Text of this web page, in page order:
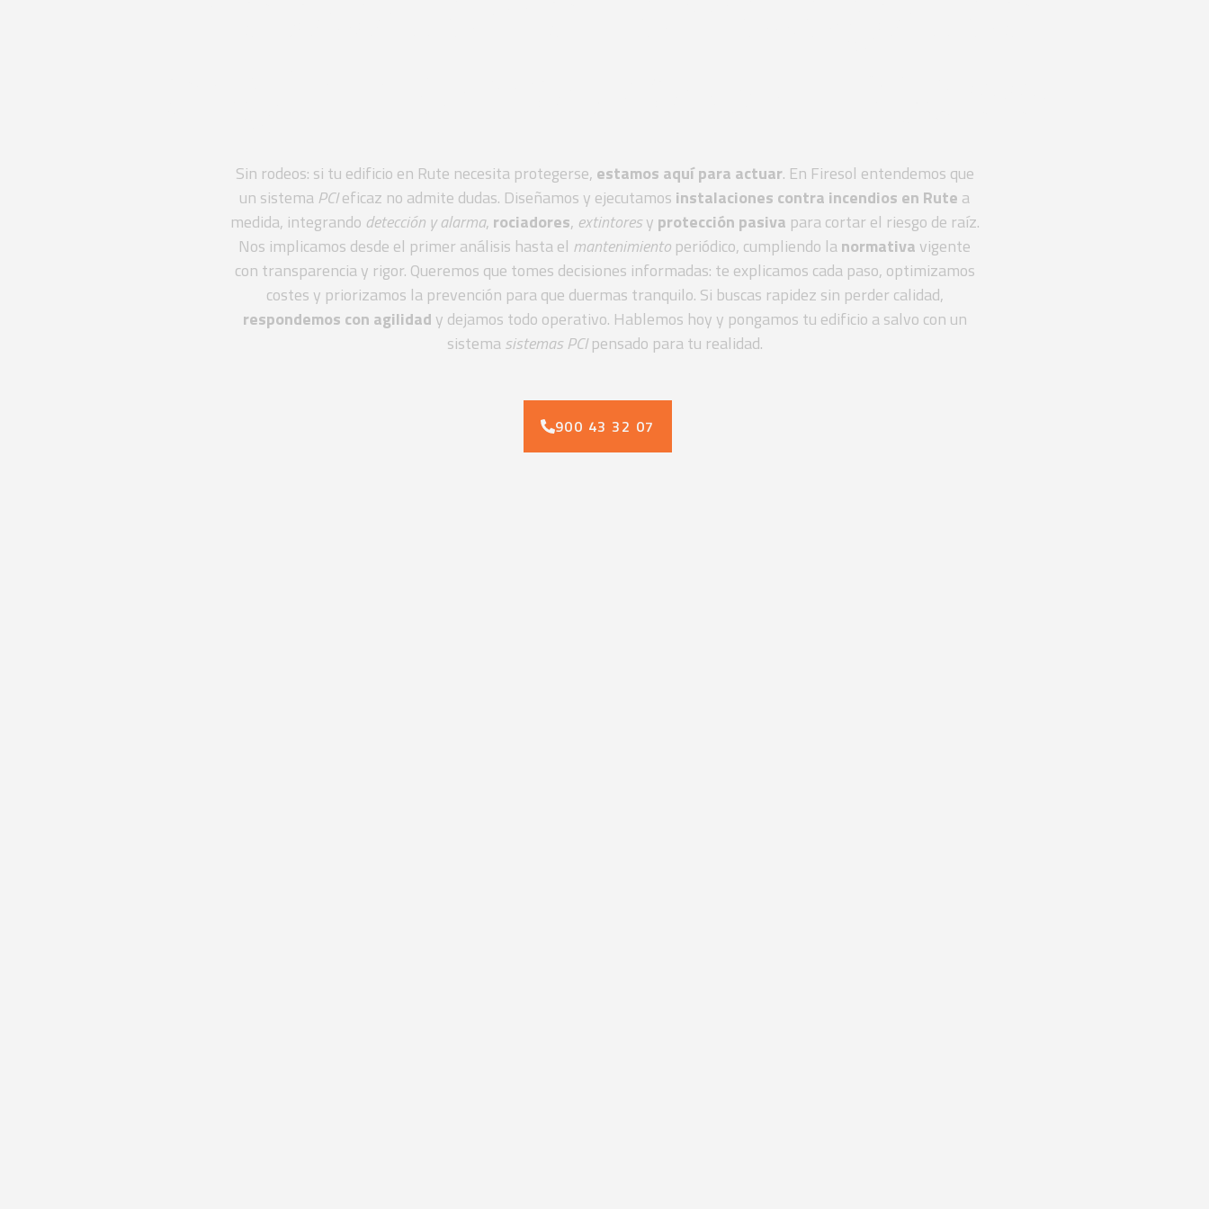
Sin rodeos: si tu edificio en Rute necesita protegerse, estamos aquí para actuar. En Firesol entendemos que
un sistemaPCIeficaz no admite dudas. Diseñamos y ejecutamos instalaciones contra incendios en Rute a
medida, integrando detección y alarma, rociadores, extintoresy protección pasiva para cortar el riesgo de raíz.
Nos implicamos desde el primer análisis hasta el mantenimiento periódico, cumpliendo lanormativa vigente
con transparencia y rigor. Queremos que tomes decisiones informadas: te explicamos cada paso, optimizamos
costes y priorizamos la prevención para que duermas tranquilo. Si buscas rapidez sin perder calidad,
respondemos con agilidad y dejamos todo operativo. Hablemos hoy y pongamos tu edificio a salvo con un
sistemasistemas PCIpensado para tu realidad.
900 43 32 07